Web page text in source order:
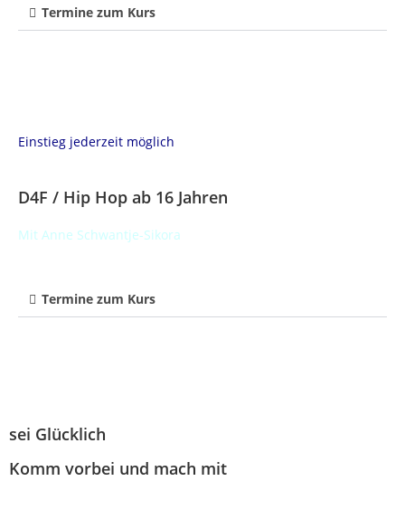
Termine zum Kurs
Einstieg jederzeit möglich
D4F / Hip Hop ab 16 Jahren
Mit Anne Schwantje-Sikora
Termine zum Kurs
sei Glücklich
Komm vorbei und mach mit